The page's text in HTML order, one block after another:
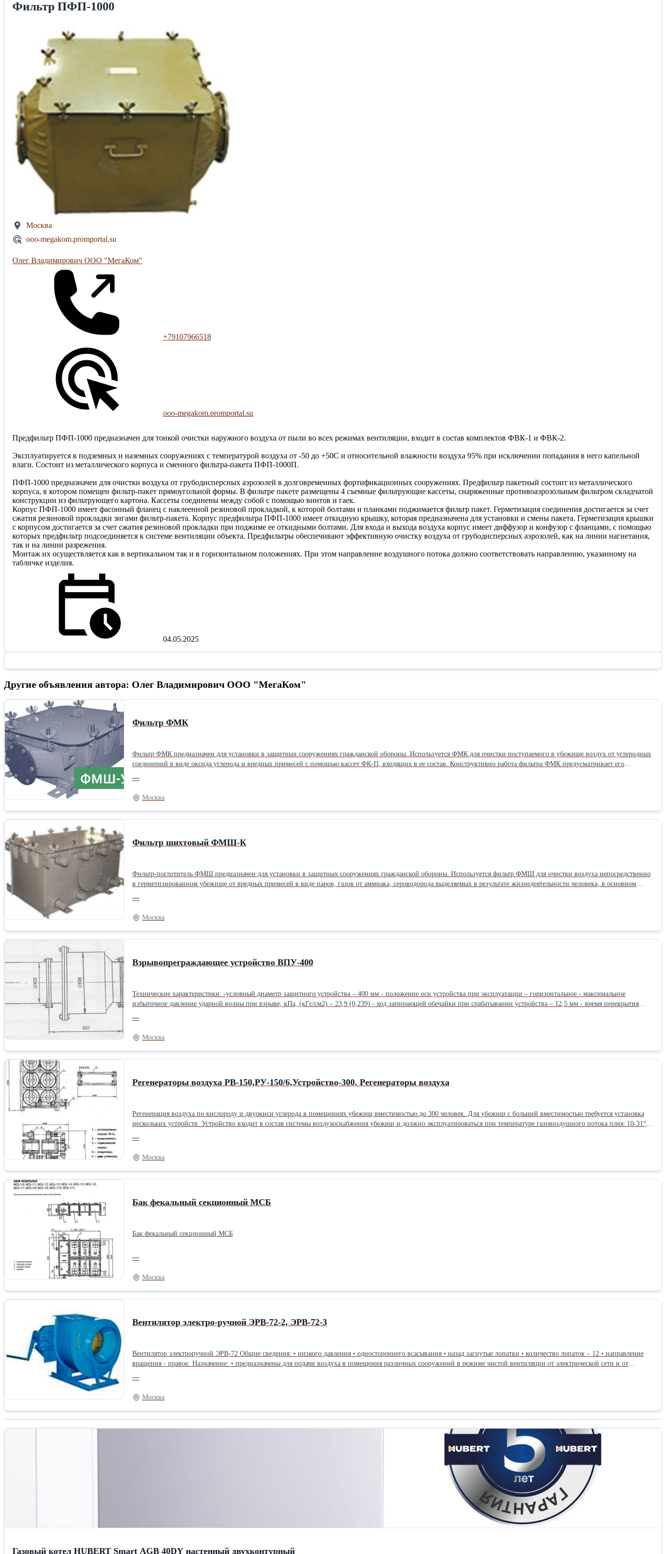
Фильтр ПФП-1000
Москва
ooo-megakom.promportal.su
Олег Владимирович ООО "МегаКом"
+79107966518
ooo-megakom.promportal.su
Предфильтр ПФП-1000 предназначен для тонкой очистки наружного воздуха от пыли во всех режимах вентиляции, входит в состав комплектов ФВК-1 и ФВК-2.
Эксплуатируется в подземных и наземных сооружениях с температурой воздуха от -50 до +50С и относительной влажности воздуха 95% при исключении попадания в него капельной
влаги. Состоит из металлического корпуса и сменного фильтра-пакета ПФП-1000П.
ПФП-1000 предназначен для очистки воздуха от грубодисперсных аэрозолей в долговременных фортификационных сооружениях. Предфильтр пакетный состоит из металлического
корпуса, в котором помещен фильтр-пакет прямоугольной формы. В фильтре пакете размещены 4 съемные фильтрующие кассеты, снаряженные противоаэрозольным фильтром складчатой
конструкции из фильтрующего картона. Кассеты соединены между собой с помощью винтов и гаек.
Корпус ПФП-1000 имеет фасонный фланец с наклеенной резиновой прокладкой, к которой болтами и планками поджимается фильтр пакет. Герметизация соединения достигается за счет
сжатия резиновой прокладки зигами фильтр-пакета. Корпус предфильтра ПФП-1000 имеет откидную крышку, которая предназначена для установки и смены пакета. Герметизация крышки
с корпусом достигается за счет сжатия резиновой прокладки при поджиме ее откидными болтами. Для входа и выхода воздуха корпус имеет диффузор и конфузор с фланцами, с помощью
которых предфильтр подсоединяется к системе вентиляции объекта. Предфильтры обеспечивают эффективную очистку воздуха от грубодисперсных аэрозолей, как на линии нагнетания,
так и на линии разрежения.
Монтаж их осуществляется как в вертикальном так и в горизонтальном положениях. При этом направление воздушного потока должно соответствовать направлению, указанному на
табличке изделия.
04.05.2025
Другие объявления автора: Олег Владимирович ООО "МегаКом"
Фильтр ФМК
Фильтр ФМК предназначен для установки в защитных сооружениях гражданской обороны. Используется ФМК для очистки поступаемого в убежище воздух от углеродных
соединений в виде оксида углерода и вредных примесей с помощью кассет ФК-П, входящих в ее состав. Конструктивно работа фильтра ФМК предусматривает его
°С до плюс 40 °С.
—
Москва
Фильтр шихтовый ФМШ-К
Фильтр-поглотитель ФМШ предназначен для установки в защитных сооружениях гражданской обороны. Используется фильтр ФМШ для очистки воздуха непосредственно
в герметизированном убежище от вредных примесей в виде паров, газов от аммиака, сероводорода выделяемых в результате жизнедеятельности человека, в основном
Конструктивно работа фильтра ФМШ предусматривает его использование без специального нагрева или охлаждения. Фильтр-поглотитель ФМШ эффективно работает и
производит очистку воздушных масс при температуре от плюс 5 °С до плюс 40 °С.
—
Москва
Взрывопреграждающее устройство ВПУ-400
Технические характеристики: -условный диаметр защитного устройства – 400 мм - положение оси устройства при эксплуатации – горизонтальное - максимальное
избыточное давление ударной волны при взрыве, кПа, (кГс/см2) – 23,9 (0,239) - ход запирающей обечайки при срабатывании устройства – 12,5 мм - время перекрытия
герметичности по воздуху в закрытом состоянии при перепаде давления 0,3 бар (0,3 кГс/см2) – не ниже «А» - давление сжатого воздуха в пневмоцилиндре при
дистанционной установке взрвопреграждающего устройства в рабочее положение, МПа (кГс/см2) – 0,6(6) - усилие фиксации положении клапана с помощью постоянных
магнитов: В закрытом положении – 200кГ В рабочем положении – 10…20 кГ - контроль положения подвижных частей устройства – дистанционный, с помощью
выключателей - материал основной - сталь 20, сталь Ст3
—
Москва
Регенераторы воздуха РВ-150,РУ-150/6,Устройство-300. Регенераторы воздуха
Регенерация воздуха по кислороду и двуокиси углерода в помещениях убежищ вместимостью до 300 человек. Для убежищ с большей вместимостью требуется установка
нескольких устройств. Устройство входит в состав системы воздухоснабжения убежищ и должно эксплуатироваться при температуре газовоздушного потока плюс 10-31°С
—
Москва
Бак фекальный секционный МСБ
Бак фекальный секционный МСБ
—
Москва
Вентилятор электро-ручной ЭРВ-72-2, ЭРВ-72-3
Вентилятор электроручной ЭРВ-72 Общие сведения: • низкого давления • одностороннего всасывания • назад загнутые лопатки • количество лопаток – 12 • направление
вращения - правое. Назначение: • предназначены для подачи воздуха в помещения различных сооружений в режиме чистой вентиляции от электрической сети и от
окружающей среды от минус 40°С до 40°С. Температура среды, перемещаемой вентиляторами до 80°С. Вентиляторы используются для перемещения воздуха и других
газовых смесей с содержанием пыли и твердых примесей не более 100 мг/м3 и не содержащих липких веществ и волокнистых материалов. Условное обозначение Значение
показателя и его норма Производи тельность по воздуху, 1000 м3/ч Давление, Па К.П.Д. вентиля тора, доли единицы Частота вращения р/к вентиля тора, об/мин.
Установочная мощность электродвигателя, кВт Частота вращения рукоятки, об/мин. Усилие на рукоятке, кгс Окружная скорость рукоятки, м/с Масса, кг, не более
0,775 1350 0,25 35 10-13 12 1,03 90 Пр00 ЭРВ 72-3 1,15-2,60 1,9 220-140 180 0,774 935 0,37 30 18-20,5 19,6 0,87 116 Пр00 Габаритные и присоединительные размеры:
—
Москва
Газовый котел HUBERT Smart AGB 40DY настенный двухконтурный